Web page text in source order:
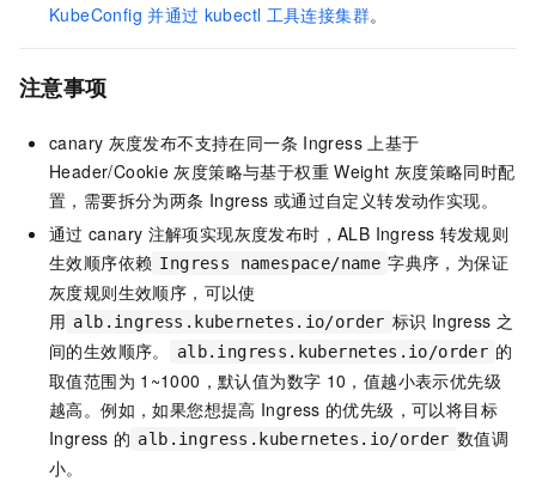
KubeConfig 并通过 kubectl 工具连接集群。
注意事项
canary 灰度发布不支持在同一条 Ingress 上基于
Header/Cookie 灰度策略与基于权重 Weight 灰度策略同时配
置，需要拆分为两条 Ingress 或通过自定义转发动作实现。
通过 canary 注解项实现灰度发布时，ALB Ingress 转发规则
生效顺序依赖 Ingress namespace/name 字典序，为保证
灰度规则生效顺序，可以使
用 alb.ingress.kubernetes.io/order 标识 Ingress 之
间的生效顺序。
alb.ingress.kubernetes.io/order 的
取值范围为 1~1000，默认值为数字 10，值越小表示优先级
越高。例如，如果您想提高 Ingress 的优先级，可以将目标
Ingress 的 alb.ingress.kubernetes.io/order 数值调
小。